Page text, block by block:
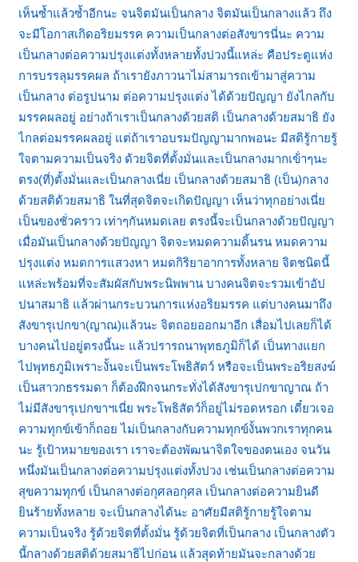
เห็นซ้ำแล้วซ้ำอีกนะ จนจิตมันเป็นกลาง จิตมันเป็นกลางแล้ว ถึง
จะมีโอกาสเกิดอริยมรรค ความเป็นกลางต่อสังขารนี่นะ ความ
เป็นกลางต่อความปรุงแต่งทั้งหลายทั้งปวงนี้แหล่ะ คือประตูแห่ง
การบรรลุมรรคผล ถ้าเรายังภาวนาไม่สามารถเข้ามาสู่ความ
เป็นกลาง ต่อรูปนาม ต่อความปรุงแต่ง ได้ด้วยปัญญา ยังไกลกับ
มรรคผลอยู่ อย่างถ้าเราเป็นกลางด้วยสติ เป็นกลางด้วยสมาธิ ยัง
ไกลต่อมรรคผลอยู่ แต่ถ้าเราอบรมปัญญามากพอนะ มีสติรู้กายรู้
ใจตามความเป็นจริง ด้วยจิตที่ตั้งมั่นและเป็นกลางมากเข้่าๆนะ
ตรง(ที่)ตั้งมั่นและเป็นกลางเนี่ย เป็นกลางด้วยสมาธิ (เป็น)กลาง
ด้วยสติด้วยสมาธิ ในที่สุดจิตจะเกิดปัญญา เห็นว่าทุกอย่างเนี่ย
เป็นของชั่วคราว เท่าๆกันหมดเลย ตรงนี้จะเป็นกลางด้วยปัญญา
เมื่อมันเป็นกลางด้วยปัญญา จิตจะหมดความดิ้นรน หมดความ
ปรุงแต่ง หมดการแสวงหา หมดกิริยาอาการทั้งหลาย จิตชนิดนี้
แหล่ะพร้อมที่จะสัมผัสกับพระนิพพาน บางคนจิตจะรวมเข้าอัป
ปนาสมาธิ แล้วผ่านกระบวนการแห่งอริยมรรค แต่บางคนมาถึง
สังขารุเปกขา(ญาณ)แล้วนะ จิตถอยออกมาอีก เสื่อมไปเลยก็ได้
บางคนไปอยู่ตรงนี้นะ แล้วปรารถนาพุทธภูมิก็ได้ เป็นทางแยก
ไปพุทธภูมิเพราะงั้นจะเป็นพระโพธิสัตว์ หรือจะเป็นพระอริยสงฆ์
เป็นสาวกธรรมดา ก็ต้องฝึกจนกระทั่งได้สังขารุเปกขาญาณ ถ้า
ไม่มีสังขารุเปกขาฯเนี่ย พระโพธิสัตว์ก็อยู่ไม่รอดหรอก เดี๋ยวเจอ
ความทุกข์เข้าก็ถอย ไม่เป็นกลางกับความทุกข์งั้นพวกเราทุกคน
นะ รู้เป้าหมายของเรา เราจะต้องพัฒนาจิตใจของตนเอง จนวัน
หนึ่งมันเป็นกลางต่อความปรุงแต่งทั้งปวง เช่นเป็นกลางต่อความ
สุขความทุกข์ เป็นกลางต่อกุศลอกุศล เป็นกลางต่อความยินดี
ยินร้ายทั้งหลาย จะเป็นกลางได้นะ อาศัยมีสติรู้กายรู้ใจตาม
ความเป็นจริง รู้ด้วยจิตที่ตั้งมั่น รู้ด้วยจิตที่เป็นกลาง เป็นกลางตัว
นี้กลางด้วยสติด้วยสมาธิไปก่อน แล้วสุดท้ายมันจะกลางด้วย